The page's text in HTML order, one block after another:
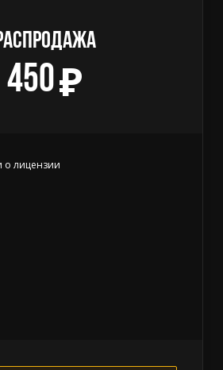
450
о лицензии